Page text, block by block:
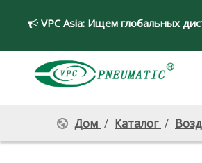
 VPC Asia: Ищем глобальных
Дом / Каталог /